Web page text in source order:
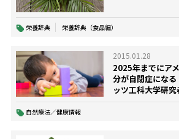
栄養辞典 栄養辞典（食品編）
2015.01.28
2025年までにア
分が自閉症にな
ッツ工科大学研
自然療法／健康情報